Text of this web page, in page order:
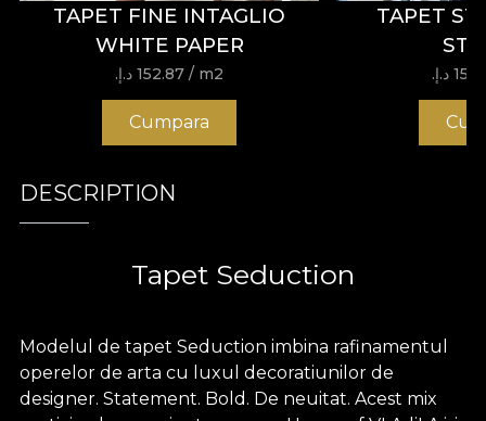
TAPET FINE INTAGLIO
WHITE PAPER
152.87 د.إ.‏ / m2
Cumpara
TAPET
د.إ.‏
DESCRIPTION
Tapet Seduction
Modelul de tapet Seduction imbina rafinamentul
operelor de arta cu luxul decoratiunilor de
designer. Statement. Bold. De neuitat. Acest mix